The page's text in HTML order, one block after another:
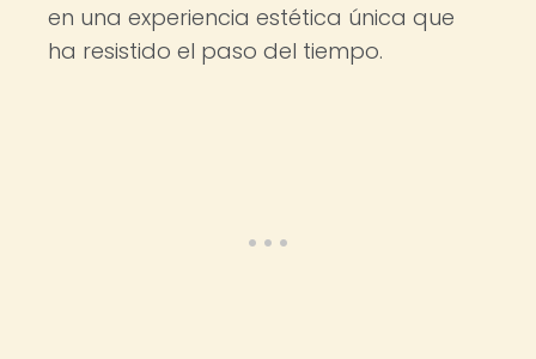
en una experiencia estética única que
ha resistido el paso del tiempo.